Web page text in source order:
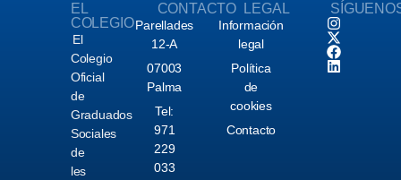
EL
COLEGIO
El
Colegio
Oficial
de
Graduados
Sociales
de
les
CONTACTO
Parellades
12-A
07003
Palma
Tel:
971
229
033
LEGAL
Información
legal
Política
de
cookies
Contacto